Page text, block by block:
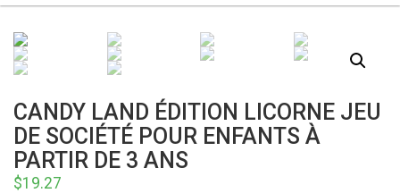
CANDY LAND ÉDITION LICORNE JEU
DE SOCIÉTÉ POUR ENFANTS À
PARTIR DE 3 ANS
$19.27